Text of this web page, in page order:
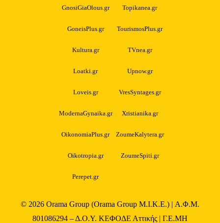
GnosiGiaOlous.gr Topikanea.gr
GoneisPlus.gr TourismosPlus.gr
Kultura.gr TVnea.gr
Loatki.gr Upnow.gr
Loveis.gr VresSyntages.gr
ModernaGynaika.gr Xristianika.gr
OikonomiaPlus.gr ZoumeKalytera.gr
Oikotropia.gr ZoumeSpiti.gr
Perepet.gr
© 2026 Orama Group (Orama Group Μ.Ι.Κ.Ε.) | Α.Φ.Μ.
801086294 – Δ.Ο.Υ. ΚΕΦΟΔΕ Αττικής | Γ.Ε.ΜΗ